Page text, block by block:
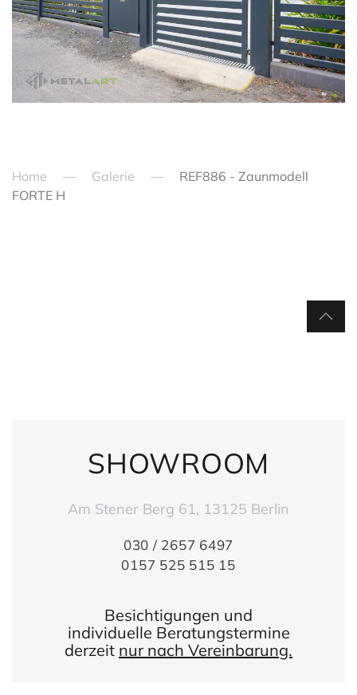
Home Galerie
REF886 - Zaunmodell
FORTE H
SHOWROOM
Am Stener Berg 61, 13125 Berlin
030 / 2657 6497
0157 525 515 15
Besichtigungen und
individuelle Beratungstermine
derzeit nur nach Vereinbarung.